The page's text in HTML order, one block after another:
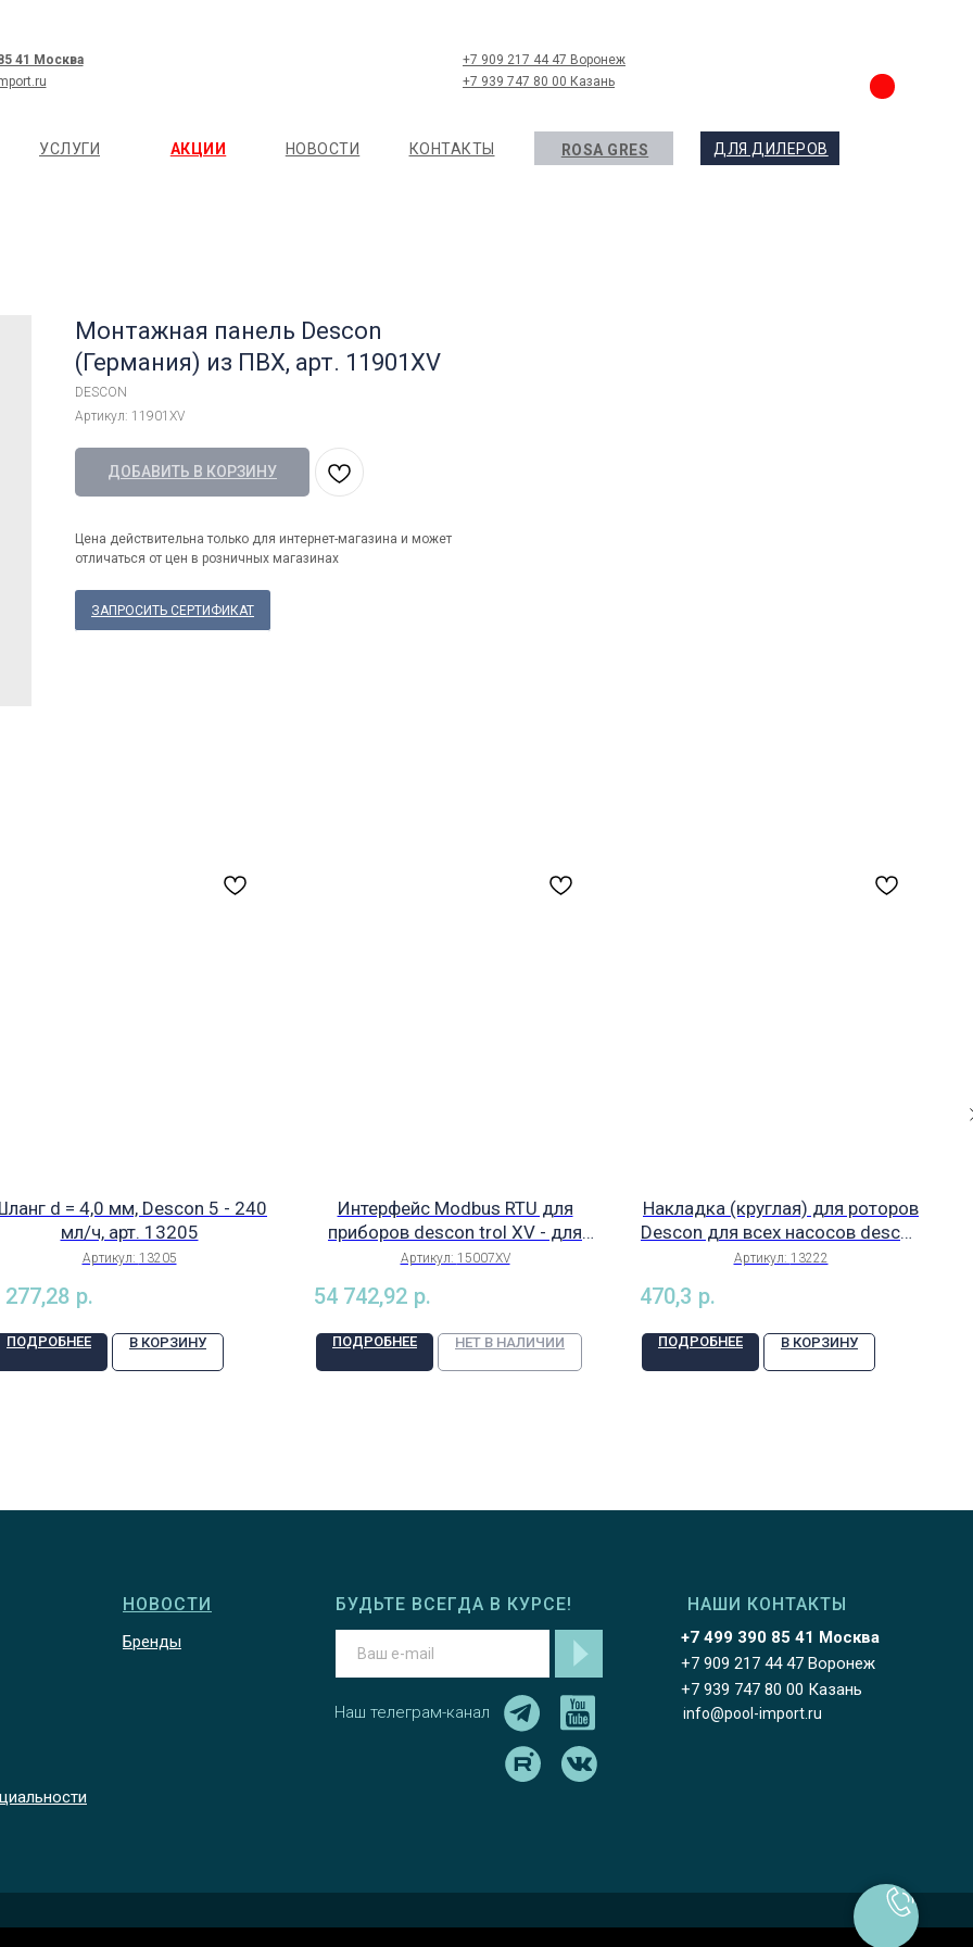
АКЦИИ НОВОСТИ КОНТАКТЫ ДЛЯ ДИЛЕРОВ
ROSA GRES
УСЛУГИ
41 Москва
+7 939 747 80 00 Казань
+7 909 217 44 47 Воронеж
Монтажная панель Descon
(Германия) из ПВХ, арт. 11901XV
DESCON
Артикул: 11901XV
ДОБАВИТЬ В КОРЗИНУ
Цена действительна только для интернет-магазина и может
отличаться от цен в розничных магазинах
ЗАПРОСИТЬ СЕРТИФИКАТ
d = 4,0 мм, Descon 5 - 240
мл/ч, арт. 13205
Артикул: 13205
277,28 р.
ПОДРОБНЕЕ В КОРЗИНУ
Интерфейс Modbus RTU для
приборов descon trol XV - для
соединения с модулем descon-
(Германия), арт. 15007XV
Артикул: 15007XV
54 742,92 р.
ПОДРОБНЕЕ НЕТ В НАЛИЧИИ
Накладка (круглая) для роторов
Descon для всех насосов descon
dos, арт. 13222
Артикул: 13222
470,3 р.
ПОДРОБНЕЕ В КОРЗИНУ
НОВОСТИ
Бренды
Наш телеграм-канал
БУДЬТЕ ВСЕГДА В КУРСЕ!
+7 499 390 85 41 Москва
НАШИ КОНТАКТЫ
+7 909 217 44 47 Воронеж
+7 939 747 80 00 Казань
info@pool-import.ru